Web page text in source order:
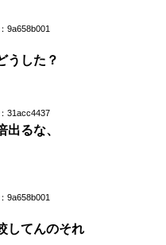
9a658b001
うした？
31acc4437
るな、
9a658b001
してんのそれ